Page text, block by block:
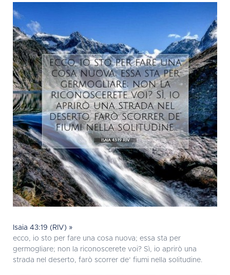
Isaia 43:19 (RIV) »
ecco, io sto per fare una cosa nuova; essa sta per
germogliare; non la riconoscerete voi? Sì, io aprirò una
strada nel deserto, farò scorrer de’ fiumi nella solitudine.